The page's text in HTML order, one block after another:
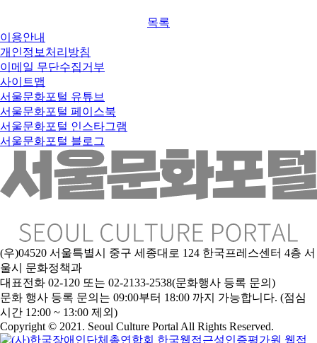
목록
이용안내
개인정보처리방침
이메일 무단수집거부
사이트맵
서울문화포털 유튜브
서울문화포털 페이스북
서울문화포털 인스타그램
서울문화포털 블로그
(우)04520 서울특별시 중구 세종대로 124 한국프레스센터 4층 서
울시 문화정책과
대표전화 02-120 또는 02-2133-2538(문화행사 등록 문의)
문화 행사 등록 문의는 09:00부터 18:00 까지 가능합니다. (점심
시간 12:00 ~ 13:00 제외)
Copyright © 2021. Seoul Culture Portal All Rights Reserved.